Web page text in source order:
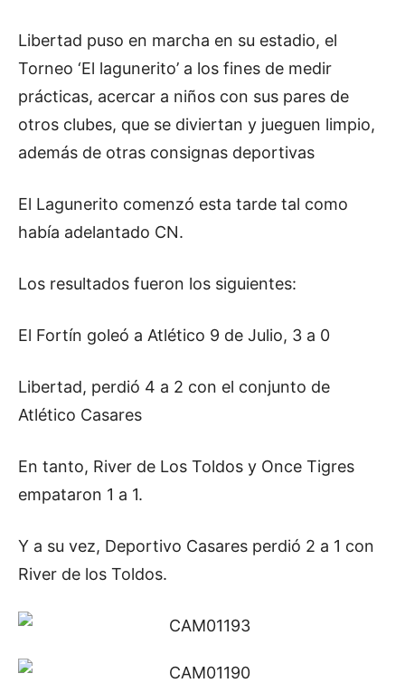
Libertad puso en marcha en su estadio, el
Torneo ‘El lagunerito’ a los fines de medir
prácticas, acercar a niños con sus pares de
otros clubes, que se diviertan y jueguen limpio,
además de otras consignas deportivas
El Lagunerito comenzó esta tarde tal como
había adelantado CN.
Los resultados fueron los siguientes:
El Fortín goleó a Atlético 9 de Julio, 3 a 0
Libertad, perdió 4 a 2 con el conjunto de
Atlético Casares
En tanto, River de Los Toldos y Once Tigres
empataron 1 a 1.
Y a su vez, Deportivo Casares perdió 2 a 1 con
River de los Toldos.